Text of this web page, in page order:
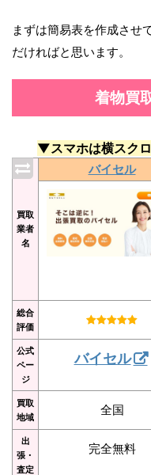
まずは簡易表を作成させ
だければと思います。
着物買
▼スマホは横スク
買取
業者
名
バイセル
総合
評価
公式
ペー
ジ
バイセル
買取
地域
全国
出
張・
査定
完全無料